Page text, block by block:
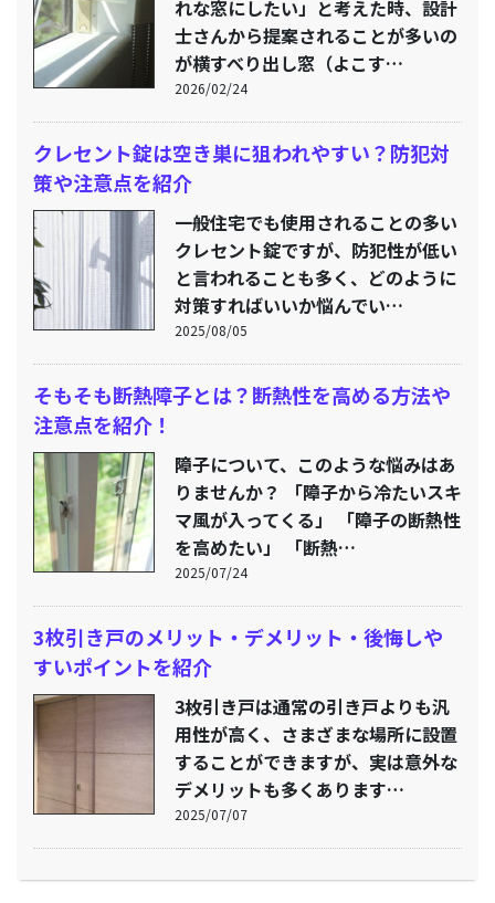
れな窓にしたい」と考えた時、設計
士さんから提案されることが多いの
が横すべり出し窓（よこす…
2026/02/24
クレセント錠は空き巣に狙われやすい？防犯対
策や注意点を紹介
一般住宅でも使用されることの多い
クレセント錠ですが、防犯性が低い
と言われることも多く、どのように
対策すればいいか悩んでい…
2025/08/05
そもそも断熱障子とは？断熱性を高める方法や
注意点を紹介！
障子について、このような悩みはあ
りませんか？ 「障子から冷たいスキ
マ風が入ってくる」 「障子の断熱性
を高めたい」 「断熱…
2025/07/24
3枚引き戸のメリット・デメリット・後悔しや
すいポイントを紹介
3枚引き戸は通常の引き戸よりも汎
用性が高く、さまざまな場所に設置
することができますが、実は意外な
デメリットも多くあります…
2025/07/07